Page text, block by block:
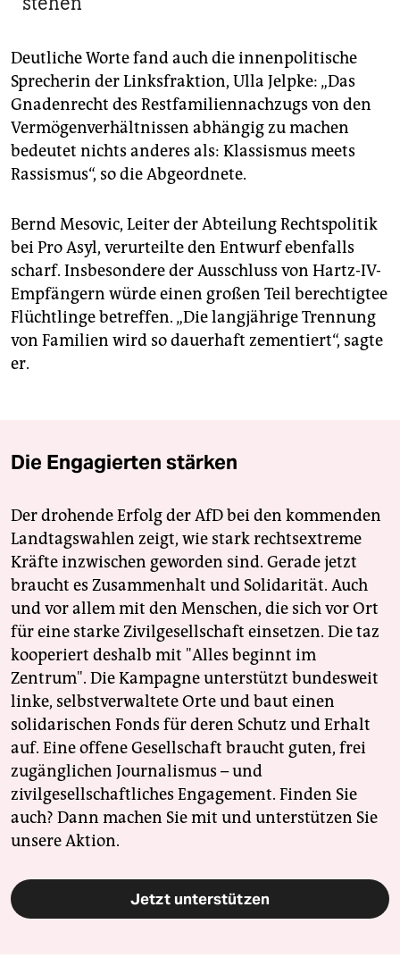
Deutliche Worte fand auch die innenpolitische
Sprecherin der Linksfraktion, Ulla Jelpke: „Das
Gnadenrecht des Restfamiliennachzugs von den
Vermögenverhältnissen abhängig zu machen
bedeutet nichts anderes als: Klassismus meets
Rassismus“, so die Abgeordnete.
Bernd Mesovic, Leiter der Abteilung Rechtspolitik
bei Pro Asyl, verurteilte den Entwurf ebenfalls
scharf. Insbesondere der Ausschluss von Hartz-IV-
Empfängern würde einen großen Teil berechtigtee
Flüchtlinge betreffen. „Die langjährige Trennung
von Familien wird so dauerhaft zementiert“, sagte
er.
Die Engagierten stärken
Der drohende Erfolg der AfD bei den kommenden
Landtagswahlen zeigt, wie stark rechtsextreme
Kräfte inzwischen geworden sind. Gerade jetzt
braucht es Zusammenhalt und Solidarität. Auch
und vor allem mit den Menschen, die sich vor Ort
für eine starke Zivilgesellschaft einsetzen. Die taz
kooperiert deshalb mit "Alles beginnt im
Zentrum". Die Kampagne unterstützt bundesweit
linke, selbstverwaltete Orte und baut einen
solidarischen Fonds für deren Schutz und Erhalt
auf. Eine offene Gesellschaft braucht guten, frei
zugänglichen Journalismus – und
zivilgesellschaftliches Engagement. Finden Sie
auch? Dann machen Sie mit und unterstützen Sie
unsere Aktion.
Jetzt unterstützen